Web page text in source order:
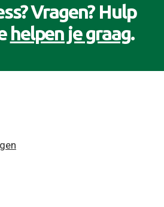
Vragen? Hulp
helpen je graag.